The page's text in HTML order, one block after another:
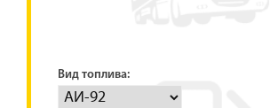
Вид топлива: